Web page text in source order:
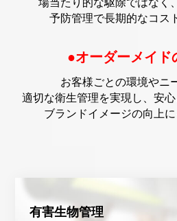
予防管理で長期的なコス
●オーダーメイド
お客様ごとの環境やニ
適切な衛生管理を実現し、 安心
ブランドイメージの向上に
有害生物管理